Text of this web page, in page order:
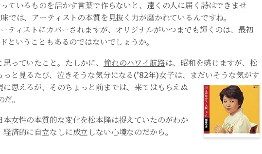
ているものを活かす言葉で作らないと、遠くの人に届く詩はできませ
では、アーティストの本質を見抜く力が磨かれているんですね。
ティストにカバーされますが、オリジナルがいつまでも輝くのは、最初
ということもあるのではないでしょうか。
っていたこと。たしかに、 憧れのハワイ航路は、昭和を感じますが、松
と見るたび、泣きそうな気分になる(’82年)女子は、まだいそうな気がす
に思えるが、そのちょっと前までは、来てはもらえぬ
。
女性の本質的な変化を松本隆は捉えていたのがわか
済的に自立なしに成立しない心境なのだから。